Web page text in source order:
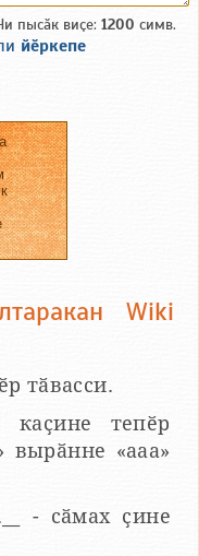
пысӑк виҫе: 1200 симв.
йӗркепе
Wiki
тӑвасси.
каҫине тепӗр
вырӑнне «ааа»
- сӑмах ҫине